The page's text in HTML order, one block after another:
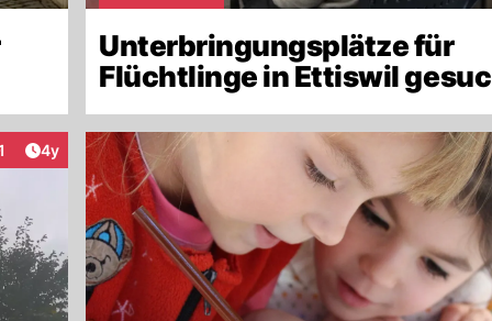
Unterbringungsplätze für
Flüchtlinge in Ettiswil
Artikel veröffentlicht:
4y